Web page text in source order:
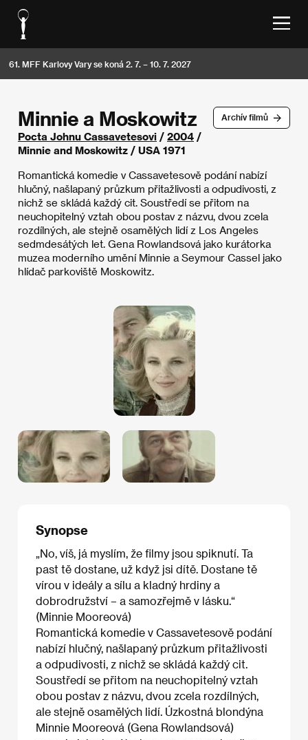
61. MFF Karlovy Vary se koná 2. 7. – 10. 7. 2027
Archív filmů
Minnie a Moskowitz
Pocta Johnu Cassavetesovi / 2004 /
Minnie and Moskowitz / USA 1971
Romantická komedie v Cassavetesově podání nabízí
hlučný, našlapaný průzkum přitažlivosti a odpudivosti, z
nichž se skládá každý cit. Soustředí se přitom na
neuchopitelný vztah obou postav z názvu, dvou zcela
rozdílných, ale stejně osamělých lidí z Los Angeles
sedmdesátých let. Gena Rowlandsová jako kurátorka
muzea moderního umění Minnie a Seymour Cassel jako
hlídač parkoviště Moskowitz.
Synopse
„No, víš, já myslím, že filmy jsou spiknutí. Ta
past tě dostane, už když jsi dítě. Dostane tě
vírou v ideály a sílu a kladný hrdiny a
dobrodružství – a samozřejmě v lásku.“
(Minnie Mooreová)
Romantická komedie v Cassavetesově podání
nabízí hlučný, našlapaný průzkum přitažlivosti
a odpudivosti, z nichž se skládá každý cit.
Soustředí se přitom na neuchopitelný vztah
obou postav z názvu, dvou zcela rozdílných,
ale stejně osamělých lidí. Úzkostná blondýna
Minnie Mooreová (Gena Rowlandsová)